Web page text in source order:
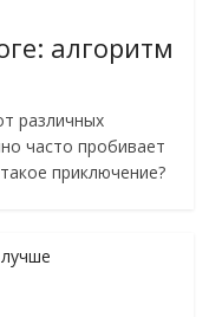
алгоритм
различных
часто пробивает
приключение?